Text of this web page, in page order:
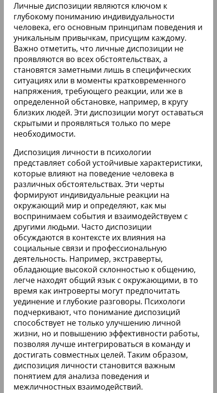
Личные диспозиции являются ключом к
глубокому пониманию индивидуальности
человека, его основным принципам поведения и
уникальным привычкам, присущим каждому.
Важно отметить, что личные диспозиции не
проявляются во всех обстоятельствах, а
становятся заметными лишь в специфических
ситуациях или в моменты кратковременного
напряжения, требующего реакции, или же в
определенной обстановке, например, в кругу
близких людей. Эти диспозиции могут оставаться
скрытыми и проявляться только по мере
необходимости.
Диспозиция личности в психологии
представляет собой устойчивые характеристики,
которые влияют на поведение человека в
различных обстоятельствах. Эти черты
формируют индивидуальные реакции на
окружающий мир и определяют, как мы
воспринимаем события и взаимодействуем с
другими людьми. Часто диспозиции
обсуждаются в контексте их влияния на
социальные связи и профессиональную
деятельность. Например, экстраверты,
обладающие высокой склонностью к общению,
легче находят общий язык с окружающими, в то
время как интроверты могут предпочитать
уединение и глубокие разговоры. Психологи
подчеркивают, что понимание диспозиций
способствует не только улучшению личной
жизни, но и повышению эффективности работы,
позволяя лучше интегрироваться в команду и
достигать совместных целей. Таким образом,
диспозиция личности становится важным
понятием для анализа поведения и
межличностных взаимодействий.